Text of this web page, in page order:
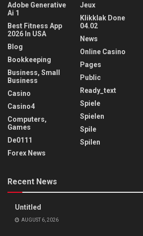
Adobe Generative
Ai 1
Best Fitness App
2026 In USA
Blog
Bookkeeping
Business, Small
Business
Casino
Casino4
Computers,
Games
De0111
Forex News
Jeux
Klikklak Done
04.02
News
Online Casino
Pages
Public
Ready_text
Spiele
Spielen
Spile
Spilen
Recent News
Untitled
AUGUST 6, 2026